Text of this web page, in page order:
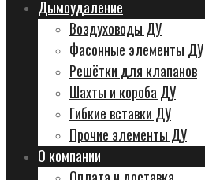
Дымоудаление
Воздуховоды ДУ
Фасонные элементы ДУ
Решётки для клапанов
Шахты и короба ДУ
Гибкие вставки ДУ
Прочие элементы ДУ
О компании